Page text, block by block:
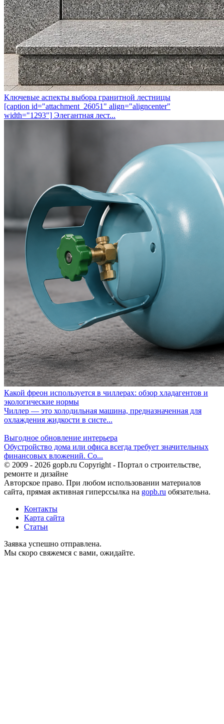
Ключевые аспекты выбора гранитной лестницы
[caption id="attachment_26051" align="aligncenter"
width="1293"] Элегантная лест...
Какой фреон используется в чиллерах: обзор хладагентов и
экологические нормы
Чиллер — это холодильная машина, предназначенная для
охлаждения жидкости в систе...
Выгодное обновление интерьера
Обустройство дома или офиса всегда требует значительных
финансовых вложений. Со...
© 2009 - 2026 gopb.ru Copyright - Портал о строительстве,
ремонте и дизайне
Авторское право. При любом использовании материалов
сайта, прямая активная гиперссылка на gopb.ru обязательна.
Контакты
Карта сайта
Статьи
Заявка успешно отправлена.
Мы скоро свяжемся с вами, ожидайте.